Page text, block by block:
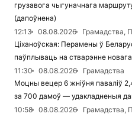
грузавога чыгуначнага
(дапоўнена)
12:13
08.08.2026
Грамадства,
Ціханоўская: Перамены ў
паўплываць на стварэнне
11:30
08.08.2026
Грамадства
Моцны вецер 6 жніўня паваліў
за 700 дамоў — удакладненыя
10:58
08.08.2026
Грамадства,